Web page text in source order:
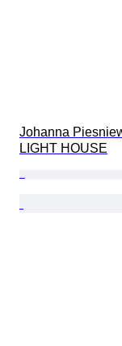
Johanna
LIGHT HOUSE